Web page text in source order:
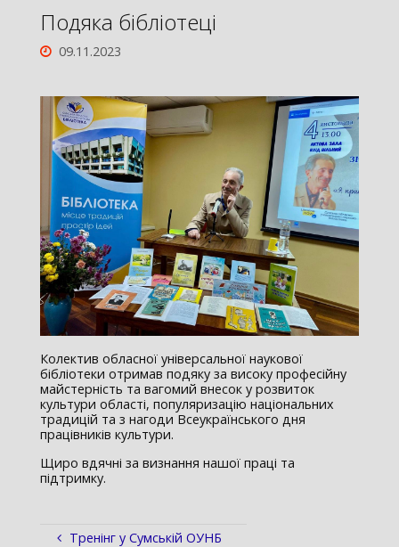
Подяка бібліотеці
09.11.2023
Колектив обласної універсальної наукової
бібліотеки отримав подяку за високу професійну
майстерність та вагомий внесок у розвиток
культури області, популяризацію національних
традицій та з нагоди Всеукраїнського дня
працівників культури.
Щиро вдячні за визнання нашої праці та
підтримку.
Тренінг у Сумській ОУНБ